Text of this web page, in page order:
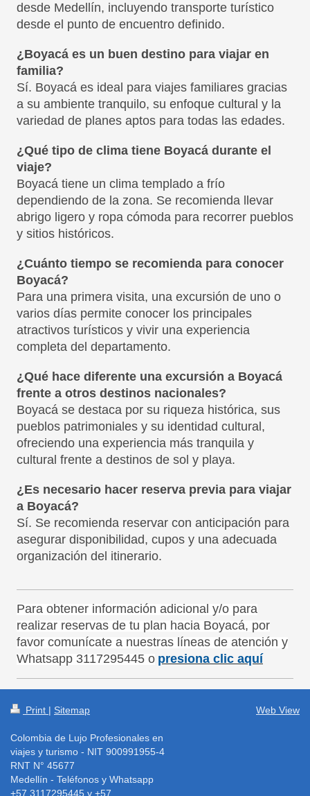
desde Medellín, incluyendo transporte turístico
desde el punto de encuentro definido.
¿Boyacá es un buen destino para viajar en
familia?
Sí. Boyacá es ideal para viajes familiares gracias
a su ambiente tranquilo, su enfoque cultural y la
variedad de planes aptos para todas las edades.
¿Qué tipo de clima tiene Boyacá durante el
viaje?
Boyacá tiene un clima templado a frío
dependiendo de la zona. Se recomienda llevar
abrigo ligero y ropa cómoda para recorrer pueblos
y sitios históricos.
¿Cuánto tiempo se recomienda para conocer
Boyacá?
Para una primera visita, una excursión de uno o
varios días permite conocer los principales
atractivos turísticos y vivir una experiencia
completa del departamento.
¿Qué hace diferente una excursión a Boyacá
frente a otros destinos nacionales?
Boyacá se destaca por su riqueza histórica, sus
pueblos patrimoniales y su identidad cultural,
ofreciendo una experiencia más tranquila y
cultural frente a destinos de sol y playa.
¿Es necesario hacer reserva previa para viajar
a Boyacá?
Sí. Se recomienda reservar con anticipación para
asegurar disponibilidad, cupos y una adecuada
organización del itinerario.
Para obtener información adicional y/o para
realizar reservas de tu plan hacia Boyacá, por
favor comunícate a nuestras líneas de atención y
Whatsapp 3117295445 o presiona clic aquí
Print | Sitemap
Colombia de Lujo Profesionales en
viajes y turismo - NIT 900991955-4
RNT N° 45677
Medellín - Teléfonos y Whatsapp
+57 3117295445 y +57
Web View